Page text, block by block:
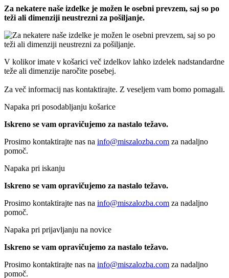
Za nekatere naše izdelke je možen le osebni prevzem, saj so po
teži ali dimenziji neustrezni za pošiljanje.
V kolikor imate v košarici več izdelkov lahko izdelek nadstandardne
teže ali dimenzije naročite posebej.
Za več informacij nas kontaktirajte. Z veseljem vam bomo pomagali.
Napaka pri posodabljanju košarice
Iskreno se vam opravičujemo za nastalo težavo.
Prosimo kontaktirajte nas na info@miszalozba.com za nadaljno
pomoč.
Napaka pri iskanju
Iskreno se vam opravičujemo za nastalo težavo.
Prosimo kontaktirajte nas na info@miszalozba.com za nadaljno
pomoč.
Napaka pri prijavljanju na novice
Iskreno se vam opravičujemo za nastalo težavo.
Prosimo kontaktirajte nas na info@miszalozba.com za nadaljno
pomoč.